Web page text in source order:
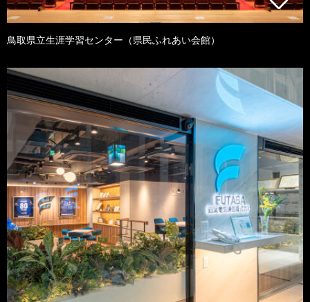
鳥取県立生涯学習センター（県民ふれあい会館）